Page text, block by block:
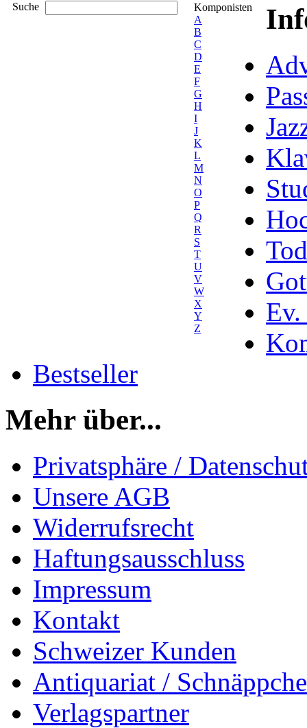
Suche
Komponisten
A
B
C
D
E
F
G
H
I
J
K
L
M
N
O
P
Q
R
S
T
U
V
W
X
Y
Z
Ev.
Bestseller
Mehr über...
Privatsphäre /
Unsere AGB
Widerrufsrecht
Haftungsausschluss
Impressum
Kontakt
Schweizer Kunden
Antiquariat /
Verlagspartner